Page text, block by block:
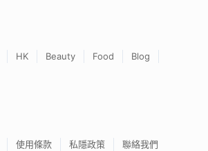
HK Beauty Food
Blog
使用條款 私隱政策 聯絡我們